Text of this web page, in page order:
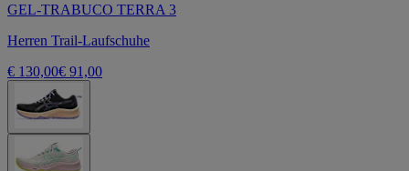
GEL-TRABUCO TERRA 3
Herren Trail-Laufschuhe
€ 130,00€ 91,00